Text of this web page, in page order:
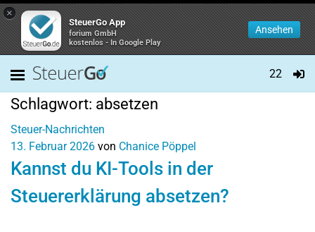
×
SteuerGo App
forium GmbH
kostenlos - In Google Play
Ansehen
22
Schlagwort: absetzen
Steuer-Nachrichten
13. Februar 2026 von Chanice Pöppel
Kannst du KI-Tools in der
Steuererklärung absetzen?